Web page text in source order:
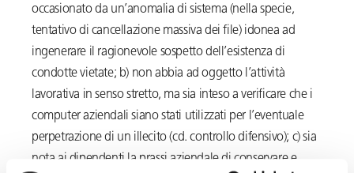
occasionato da un’anomalia di sistema (nella specie,
tentativo di cancellazione massiva dei file) idonea ad
ingenerare il ragionevole sospetto dell’esistenza di
condotte vietate; b) non abbia ad oggetto l’attività
lavorativa in senso stretto, ma sia inteso a verificare che i
computer aziendali siano stati utilizzati per l’eventuale
perpetrazione di un illecito (cd. controllo difensivo); c) sia
nota ai dipendenti la prassi aziendale di conservare e